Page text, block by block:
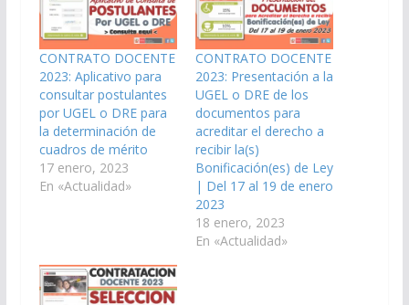
CONTRATO DOCENTE
2023: Aplicativo para
consultar postulantes
por UGEL o DRE para
la determinación de
cuadros de mérito
17 enero, 2023
En «Actualidad»
CONTRATO DOCENTE
2023: Presentación a la
UGEL o DRE de los
documentos para
acreditar el derecho a
recibir la(s)
Bonificación(es) de Ley
| Del 17 al 19 de enero
2023
18 enero, 2023
En «Actualidad»